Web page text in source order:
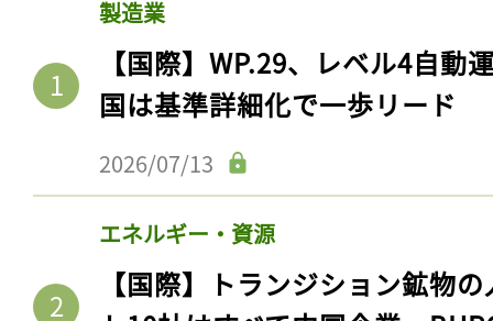
製造業
【国際】WP.29、レベル4自動
国は基準詳細化で一歩リード
2026/07/13
エネルギー・資源
【国際】トランジション鉱物